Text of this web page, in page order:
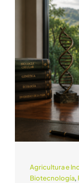
Agricultura e
Biotecnología,